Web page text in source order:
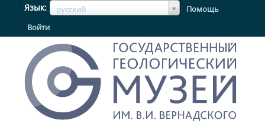
Язык русский
ЯзыкЯзык
Помощь
Войти